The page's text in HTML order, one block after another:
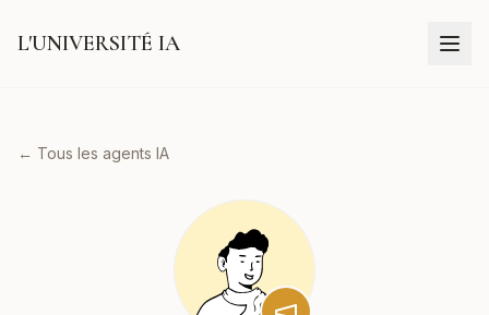
L'UNIVERSITÉ IA
← Tous les agents IA